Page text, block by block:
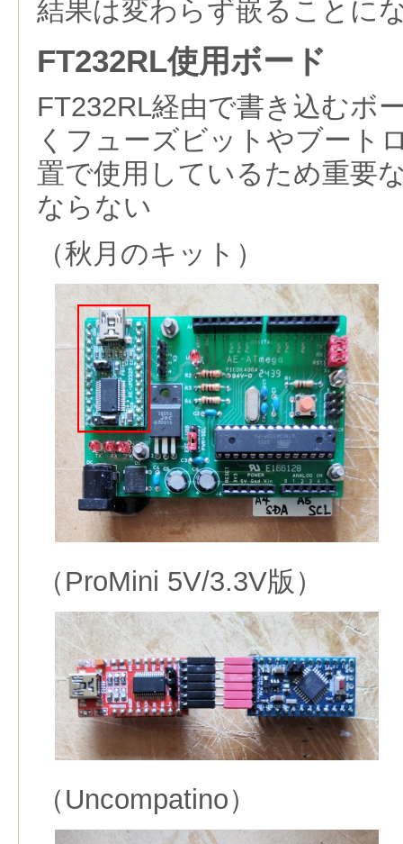
結果は変わらず嵌ることに
FT232RL使用ボード
FT232RL経由で書き込むボ
くフューズビットやブート
置で使用しているため重要
ならない
（秋月のキット）
（ProMini 5V/3.3V版）
（Uncompatino）